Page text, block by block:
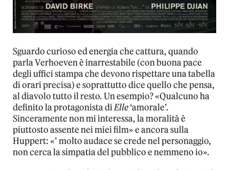
Sguardo curioso ed energia che cattura, quando
parla Verhoeven è inarrestabile (con buona pace
degli uffici stampa che devono rispettare una tabella
di orari precisa) e soprattutto dice quello che pensa,
al diavolo tutto il resto. Un esempio? «Qualcuno ha
definito la protagonista diElle‘amorale’.
Sinceramente non mi interessa, la moralità è
piuttosto assente nei miei film» e ancora sulla
Huppert: «’ molto audace se crede nel personaggio,
non cerca la simpatia del pubblico e nemmeno io».